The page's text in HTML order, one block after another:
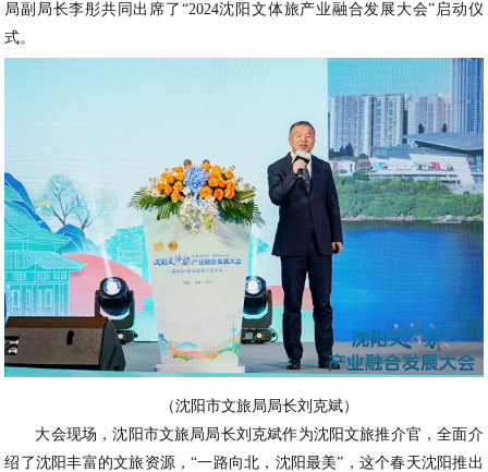
局副局长李彤共同出席了“2024沈阳文体旅产业融合发展大会”启动仪
式。
（沈阳市文旅局局长刘克斌）
大会现场，沈阳市文旅局局长刘克斌作为沈阳文旅推介官，全面介
绍了沈阳丰富的文旅资源，“一路向北，沈阳最美”，这个春天沈阳推出